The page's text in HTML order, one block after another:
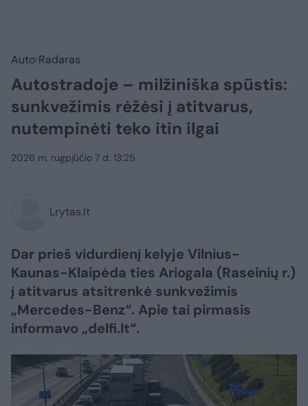
Auto Radaras
Autostradoje – milžiniška spūstis:
sunkvežimis rėžėsi į atitvarus,
nutempinėti teko itin ilgai
2026 m. rugpjūčio 7 d. 13:25
Lrytas.lt
Dar prieš vidurdienį kelyje Vilnius-
Kaunas-Klaipėda ties Ariogala (Raseinių r.)
į atitvarus atsitrenkė sunkvežimis
„Mercedes-Benz“. Apie tai pirmasis
informavo „delfi.lt“.